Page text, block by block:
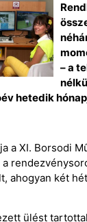
– a
hetedik
a XI. Borsodi
ahogyan két
ülést